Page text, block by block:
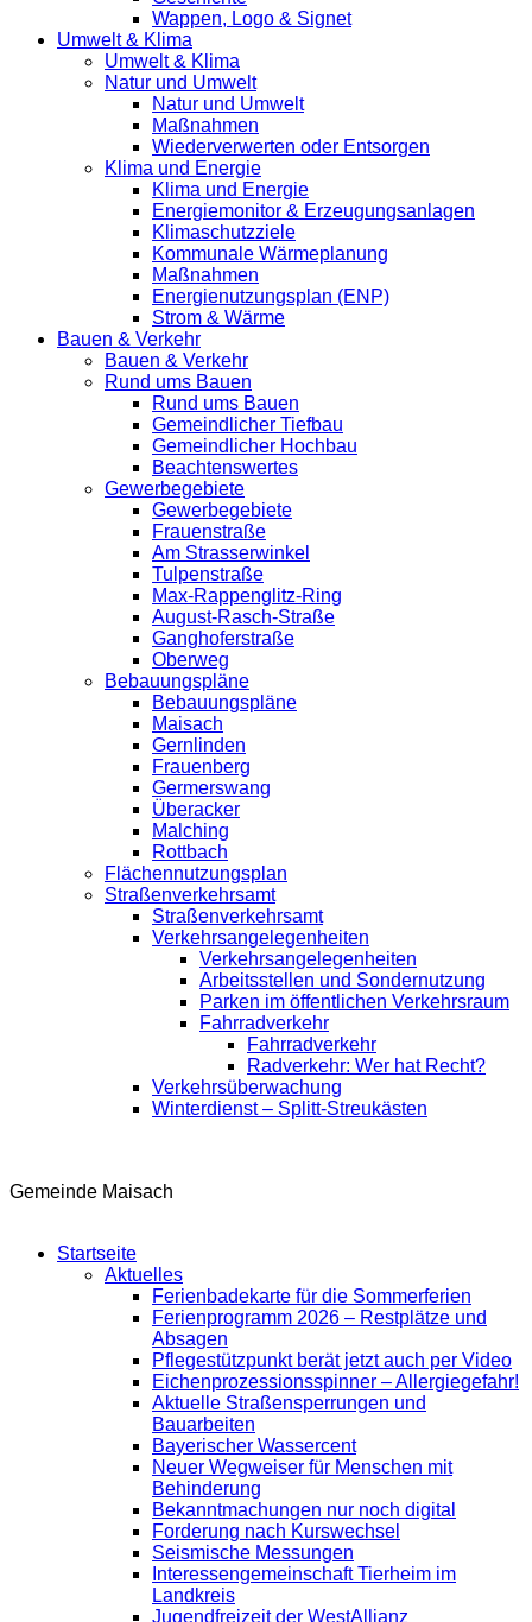
Wappen, Logo & Signet
Umwelt & Klima
Umwelt & Klima
Natur und Umwelt
Natur und Umwelt
Maßnahmen
Wiederverwerten oder Entsorgen
Klima und Energie
Klima und Energie
Energiemonitor & Erzeugungsanlagen
Klimaschutzziele
Kommunale Wärmeplanung
Maßnahmen
Energienutzungsplan (ENP)
Strom & Wärme
Bauen & Verkehr
Bauen & Verkehr
Rund ums Bauen
Rund ums Bauen
Gemeindlicher Tiefbau
Gemeindlicher Hochbau
Beachtenswertes
Gewerbegebiete
Gewerbegebiete
Frauenstraße
Am Strasserwinkel
Tulpenstraße
Max-Rappenglitz-Ring
August-Rasch-Straße
Ganghoferstraße
Oberweg
Bebauungspläne
Bebauungspläne
Maisach
Gernlinden
Frauenberg
Germerswang
Überacker
Malching
Rottbach
Flächennutzungsplan
Straßenverkehrsamt
Straßenverkehrsamt
Verkehrsangelegenheiten
Verkehrsangelegenheiten
Arbeitsstellen und Sondernutzung
Parken im öffentlichen Verkehrsraum
Fahrradverkehr
Fahrradverkehr
Radverkehr: Wer hat Recht?
Verkehrsüberwachung
Winterdienst – Splitt-Streukästen
Gemeinde Maisach
Startseite
Aktuelles
Ferienbadekarte für die Sommerferien
Ferienprogramm 2026 – Restplätze und
Absagen
Pflegestützpunkt berät jetzt auch per Video
Eichenprozessionsspinner – Allergiegefahr!
Aktuelle Straßensperrungen und
Bauarbeiten
Bayerischer Wassercent
Neuer Wegweiser für Menschen mit
Behinderung
Bekanntmachungen nur noch digital
Forderung nach Kurswechsel
Seismische Messungen
Interessengemeinschaft Tierheim im
Landkreis
Jugendfreizeit der WestAllianz